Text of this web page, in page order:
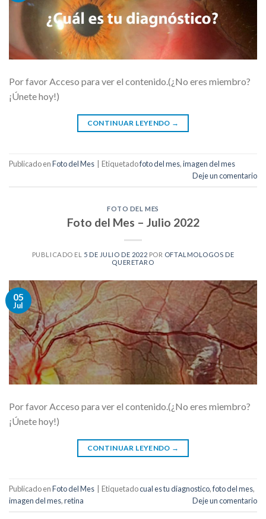
Por favor Acceso para ver el contenido.(¿No eres miembro?
¡Únete hoy!)
CONTINUAR LEYENDO →
Publicado enFoto del Mes Etiquetadofoto del mes,imagen del mes
Deje un comentario
FOTO DEL MES
Foto del Mes – Julio 2022
PUBLICADO EL 5 DE JULIO DE 2022 POR OFTALMOLOGOS DE
QUERETARO
05
Jul
Por favor Acceso para ver el contenido.(¿No eres miembro?
¡Únete hoy!)
CONTINUAR LEYENDO →
Publicado enFoto del Mes Etiquetadocual es tu diagnostico,foto del mes,
imagen del mes,retina Deje un comentario